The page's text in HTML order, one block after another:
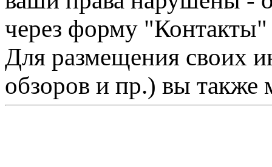
через форму "Контакты"
Для размещения своих
обзоров и пр.) вы также